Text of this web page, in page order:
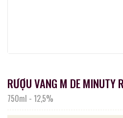
RƯỢU VANG M DE MINUTY
750ml - 12,5%